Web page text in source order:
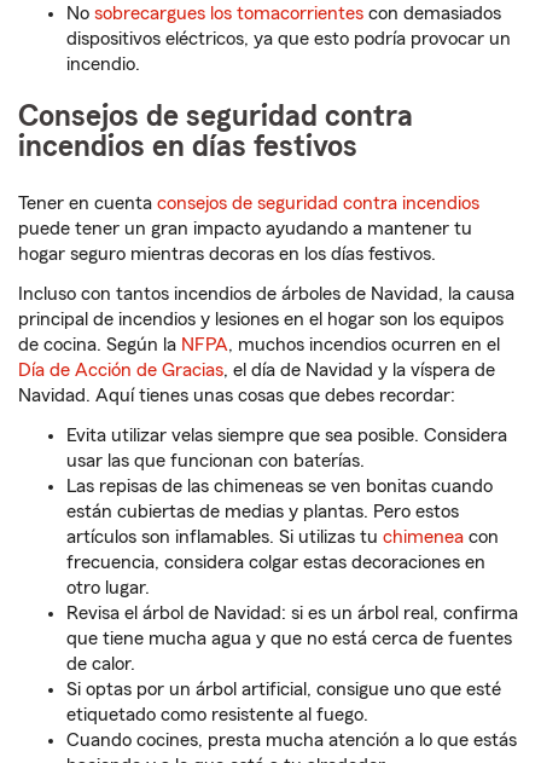
No sobrecargues los tomacorrientes con demasiados
dispositivos eléctricos, ya que esto podría provocar un
incendio.
Consejos de seguridad contra
incendios en días festivos
Tener en cuenta consejos de seguridad contra incendios
puede tener un gran impacto ayudando a mantener tu
hogar seguro mientras decoras en los días festivos.
Incluso con tantos incendios de árboles de Navidad, la causa
principal de incendios y lesiones en el hogar son los equipos
de cocina. Según la NFPA, muchos incendios ocurren en el
Día de Acción de Gracias, el día de Navidad y la víspera de
Navidad. Aquí tienes unas cosas que debes recordar:
Evita utilizar velas siempre que sea posible. Considera
usar las que funcionan con baterías.
Las repisas de las chimeneas se ven bonitas cuando
están cubiertas de medias y plantas. Pero estos
artículos son inflamables. Si utilizas tu chimenea con
frecuencia, considera colgar estas decoraciones en
otro lugar.
Revisa el árbol de Navidad: si es un árbol real, confirma
que tiene mucha agua y que no está cerca de fuentes
de calor.
Si optas por un árbol artificial, consigue uno que esté
etiquetado como resistente al fuego.
Cuando cocines, presta mucha atención a lo que estás